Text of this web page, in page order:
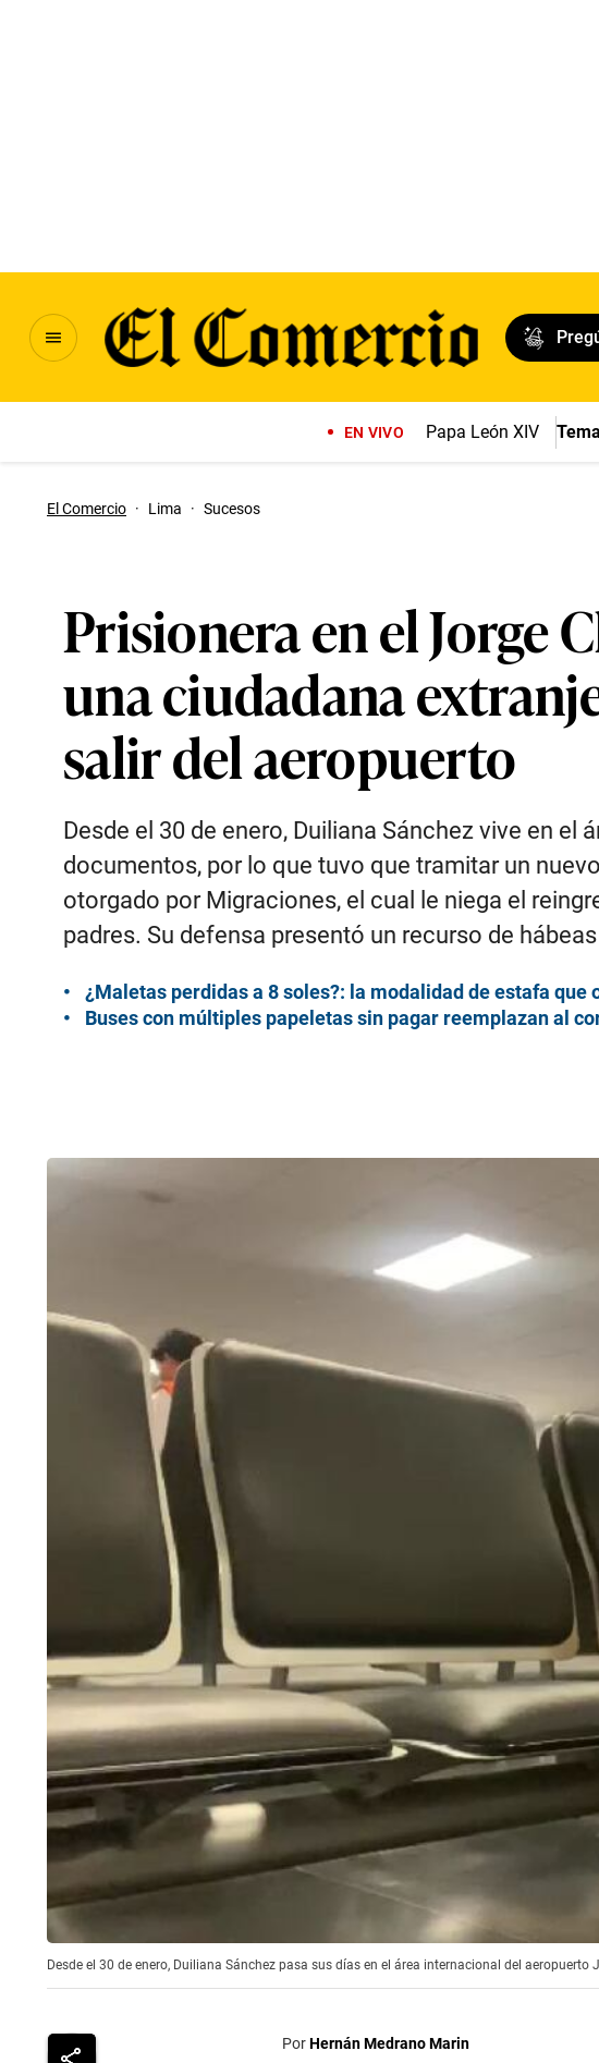
EN VIVO Papa León XIV
El Comercio · Lima · Sucesos
Prisionera en el Jorge
una ciudadana
salir del aeropuerto
Desde el 30 de enero, Duiliana Sánchez vive en
documentos, por lo que tuvo que tramitar un
otorgado por Migraciones, el cual le niega el
padres. Su defensa presentó un recurso de
¿Maletas perdidas a 8 soles?: la modalidad de estafa
Buses con múltiples papeletas sin pagar reemplazan al
Desde el 30 de enero, Duiliana Sánchez pasa sus días en el área internacional del
PorHernán Medrano Marin